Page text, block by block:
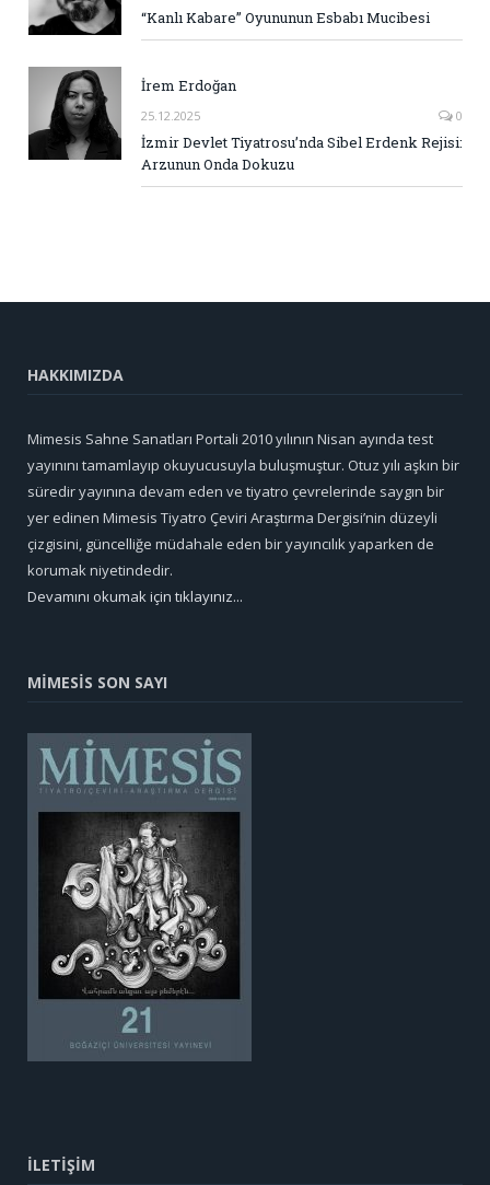
“Kanlı Kabare” Oyununun Esbabı Mucibesi
İrem Erdoğan
25.12.2025 0
İzmir Devlet Tiyatrosu’nda Sibel Erdenk Rejisi:
Arzunun Onda Dokuzu
HAKKIMIZDA
Mimesis Sahne Sanatları Portali 2010 yılının Nisan ayında test
yayınını tamamlayıp okuyucusuyla buluşmuştur. Otuz yılı aşkın bir
süredir yayınına devam eden ve tiyatro çevrelerinde saygın bir
yer edinen Mimesis Tiyatro Çeviri Araştırma Dergisi’nin düzeyli
çizgisini, güncelliğe müdahale eden bir yayıncılık yaparken de
korumak niyetindedir.
Devamını okumak için tıklayınız...
MİMESİS SON SAYI
İLETİŞİM